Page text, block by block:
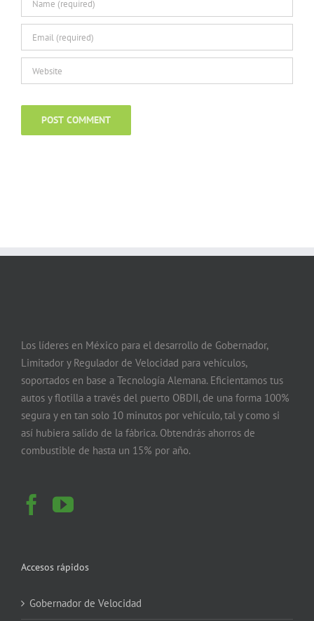
Los líderes en México para el desarrollo de Gobernador,
Limitador y Regulador de Velocidad para vehículos,
soportados en base a Tecnología Alemana. Eficientamos tus
autos y flotilla a través del puerto OBDII, de una forma 100%
segura y en tan solo 10 minutos por vehículo, tal y como si
así hubiera salido de la fábrica. Obtendrás ahorros de
combustible de hasta un 15% por año.
Accesos rápidos
Gobernador de Velocidad